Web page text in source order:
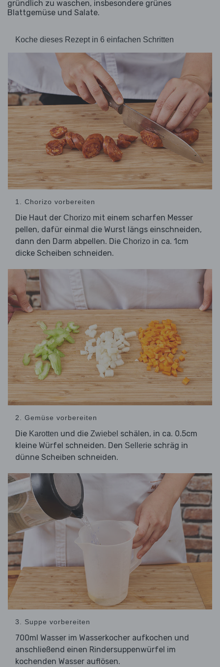
gründlich zu waschen, insbesondere grünes
Blattgemüse und Salate.
Koche dieses Rezept in 6 einfachen Schritten
1. Chorizo vorbereiten
Die Haut der Chorizo mit einem scharfen Messer
pellen, dafür einmal die Wurst längs einschneiden,
dann den Darm abpellen. Die Chorizo in ca. 1cm
dicke Scheiben schneiden.
2. Gemüse vorbereiten
Die Karotten und die Zwiebel schälen, in ca. 0.5cm
kleine Würfel schneiden. Den Sellerie schräg in
dünne Scheiben schneiden.
3. Suppe vorbereiten
700ml Wasser im Wasserkocher aufkochen und
anschließend einen Rindersuppenwürfel im
kochenden Wasser auflösen.